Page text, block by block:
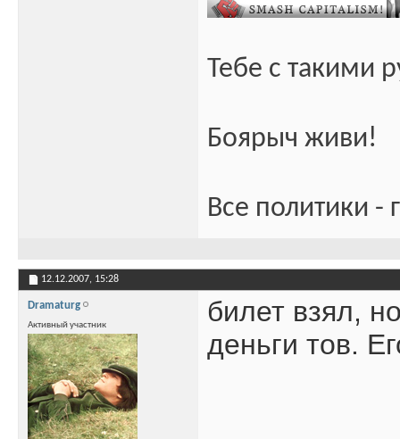
Тебе с такими
Боярыч живи!
Все политики -
12.12.2007, 15:28
Dramaturg
Активный участник
билет взял,
деньги тов.